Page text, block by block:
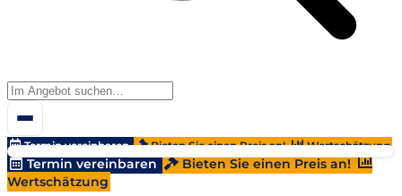
Termin vereinbaren Bieten Sie einen Preis an! Wertschätzung
Termin vereinbaren
Bieten Sie einen Preis an!
Wertschätzung